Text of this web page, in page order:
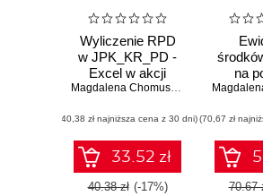
Wyliczenie RPD
w JPK_KR_PD -
Excel w akcji
Magdalena Chomuszko
(40,38 zł najniższa cena z 30 dni)
33.52 zł
40.38 zł (-17%)
na
(70,67 zł
70.67